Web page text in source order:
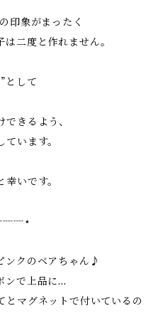
印象がまったく
二度と作れません。
として
きるよう、
います。
いです。
ンクのベアちゃん♪
ンで上品に…
とマグネットで付いているの